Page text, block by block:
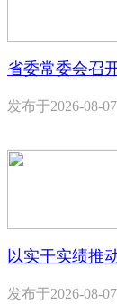
省委常委会召
发布于2026-08-07
以实干实绩推
发布于2026-08-07